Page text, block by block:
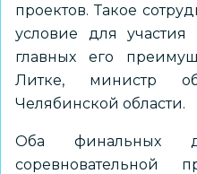
проектов. Такое
условие для
главных его
Литке, министр
Челябинской области.
Оба финальных
соревновательной